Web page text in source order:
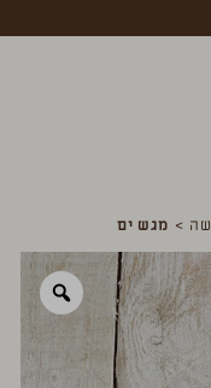
> מגש ים